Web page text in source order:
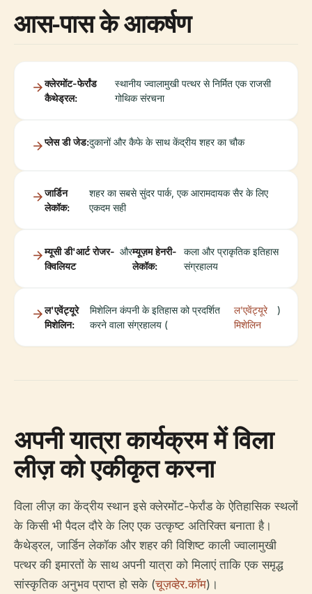
आस-पास के आकर्षण
क्लेरमोंट-फेर्रांड
कैथेड्रल:
स्थानीय ज्वालामुखी पत्थर से निर्मित एक राजसी
गोथिक संरचना
प्लेस डी जेड:दुकानों और कैफे के साथ केंद्रीय शहर का चौक
जार्डिन
लेकॉक:
शहर का सबसे सुंदर पार्क, एक आरामदायक सैर के लिए
एकदम सही
म्यूसी डी'आर्ट रोजर-
क्विलियट
औरम्यूज़म हेनरी-
लेकॉक:
कला और प्राकृतिक इतिहास
संग्रहालय
ल'एवेंट्यूरे
मिशेलिन:
मिशेलिन कंपनी के इतिहास को प्रदर्शित
करने वाला संग्रहालय (
ल'एवेंट्यूरे
मिशेलिन
)
अपनी यात्रा कार्यक्रम में विला
लीज़ को एकीकृत करना
विला लीज़ का केंद्रीय स्थान इसे क्लेरमोंट-फेर्रांड के ऐतिहासिक स्थलों
के किसी भी पैदल दौरे के लिए एक उत्कृष्ट अतिरिक्त बनाता है।
कैथेड्रल, जार्डिन लेकॉक और शहर की विशिष्ट काली ज्वालामुखी
पत्थर की इमारतों के साथ अपनी यात्रा को मिलाएं ताकि एक समृद्ध
सांस्कृतिक अनुभव प्राप्त हो सके (चूज़व्हेर.कॉम)।